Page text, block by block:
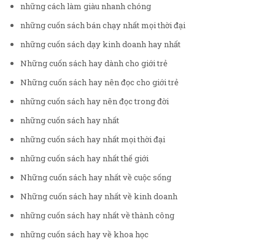
những cách làm giàu nhanh chóng
những cuốn sách bán chạy nhất mọi thời đại
những cuốn sách dạy kinh doanh hay nhất
Những cuốn sách hay dành cho giới trẻ
Những cuốn sách hay nên đọc cho giới trẻ
những cuốn sách hay nên đọc trong đời
những cuốn sách hay nhất
những cuốn sách hay nhất mọi thời đại
những cuốn sách hay nhất thế giới
Những cuốn sách hay nhất về cuộc sống
Những cuốn sách hay nhất về kinh doanh
những cuốn sách hay nhất về thành công
những cuốn sách hay về khoa học